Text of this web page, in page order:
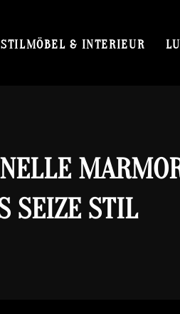
STILMÖBEL & INTERIEUR
SEIZE STIL